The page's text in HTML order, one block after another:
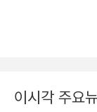
이시각 주요